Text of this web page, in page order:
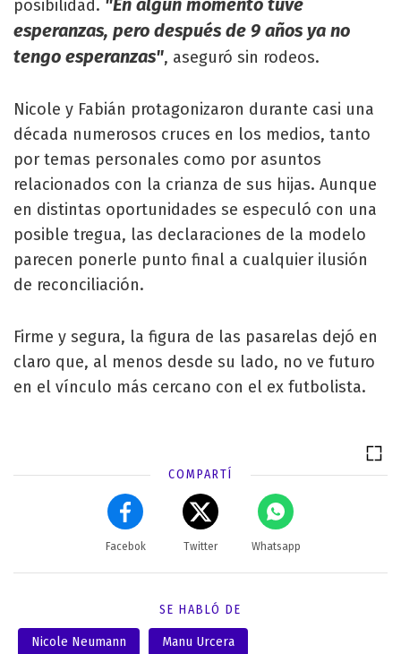
posibilidad. "En algún momento tuve
esperanzas, pero después de 9 años ya no
tengo esperanzas", aseguró sin rodeos.
Nicole y Fabián protagonizaron durante casi una
década numerosos cruces en los medios, tanto
por temas personales como por asuntos
relacionados con la crianza de sus hijas. Aunque
en distintas oportunidades se especuló con una
posible tregua, las declaraciones de la modelo
parecen ponerle punto final a cualquier ilusión
de reconciliación.
Firme y segura, la figura de las pasarelas dejó en
claro que, al menos desde su lado, no ve futuro
en el vínculo más cercano con el ex futbolista.
COMPARTÍ
Facebok Twitter Whatsapp
SE HABLÓ DE
Nicole Neumann Manu Urcera